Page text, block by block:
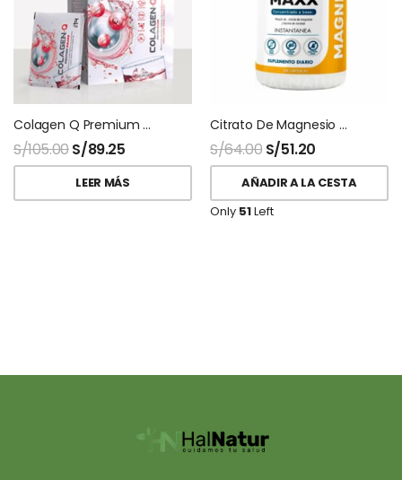
Colagen Q Premium Q10 Teoma 30 Sobres
S/105.00S/89.25
LEER MÁS
Citrato De Magnesio Magnevit 200gr Naturalmaxx
S/64.00 S/51.20
AÑADIR A LA CESTA
Only 51Left